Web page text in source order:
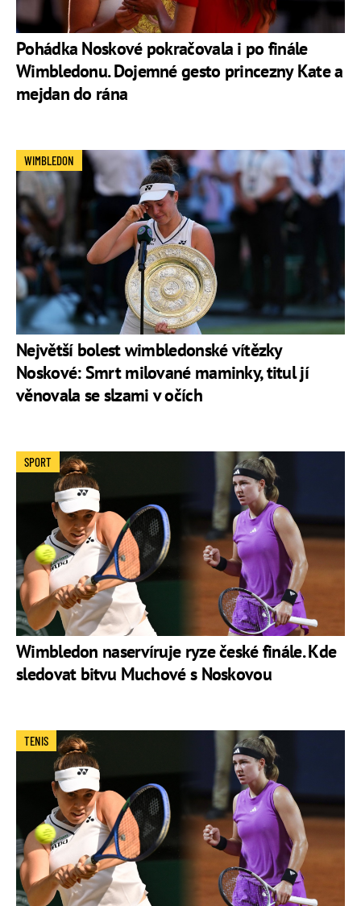
Pohádka Noskové pokračovala i po finále
Wimbledonu. Dojemné gesto princezny Kate a
mejdan do rána
Největší bolest wimbledonské vítězky
Noskové: Smrt milované maminky, titul jí
věnovala se slzami v očích
WIMBLEDON
Wimbledon naservíruje ryze české finále. Kde
sledovat bitvu Muchové s Noskovou
SPORT
TENIS